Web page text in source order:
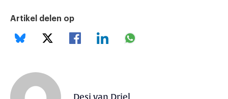
Artikel delen op